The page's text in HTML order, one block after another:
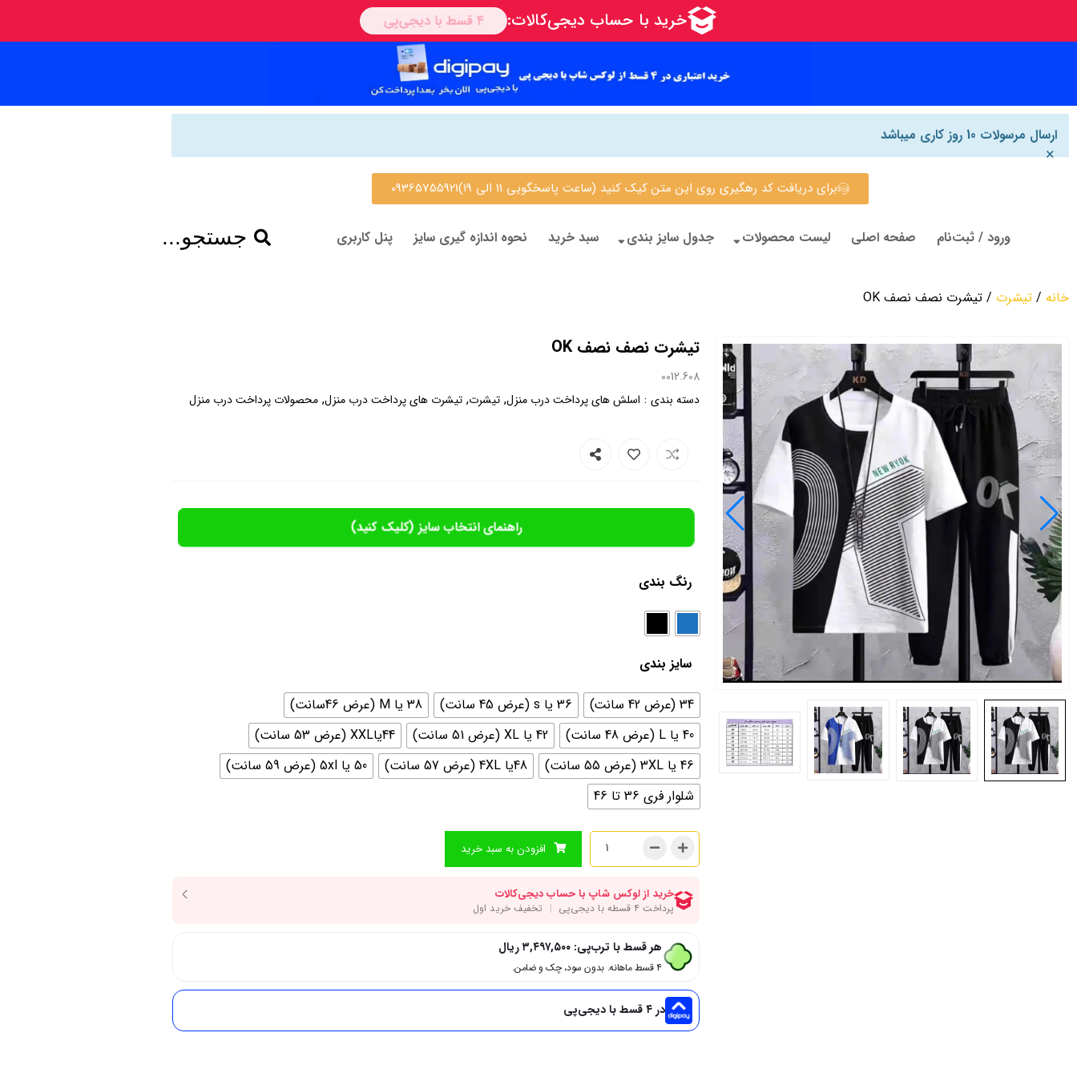
ارسال مرسولات 10 روز کاری میباشد
×
برای دریافت کد رهگیری روی این متن کیک کنید (ساعت پاسخگویی 11 الی 19)09365755921
ورود / ثبت‌نام صفحه اصلی لیست محصولات جدول سایز بندی سبد خرید نحوه اندازه گیری سایز پنل کاربری جستجو...
خانه / تیشرت / تیشرت نصف نصف OK
تیشرت نصف نصف OK
0012.608
دسته بندی : اسلش های پرداخت درب منزل, تیشرت, تیشرت های پرداخت درب منزل, محصولات پرداخت درب منزل
راهنمای انتخاب سایز (کلیک کنید)
رنگ بندی
سایز بندی
34 (عرض 42 سانت) 36 یا s (عرض 45 سانت)
38 یا M (عرض 46سانت)
40 یا L (عرض 48 سانت)
42 یا XL (عرض 51 سانت)
44یاXXL (عرض 53 سانت)
46 یا 3XL (عرض 55 سانت)
48یا 4XL (عرض 57 سانت)
50 یا 5xl (عرض 59 سانت)
شلوار فری 36 تا 46
افزودن به سبد خرید
هر قسط با ترب‌پی: ۳,۴۹۷,۵۰۰ریال
۴ قسط ماهانه. بدون سود، چک و ضامن.
در ۴ قسط با دیجی‌پی